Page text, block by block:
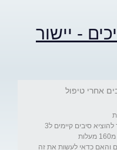
- יישור
אחרי טיפול